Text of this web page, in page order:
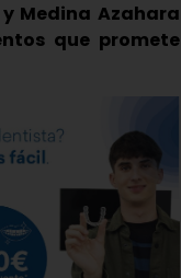
y Medina Azahara
que promete